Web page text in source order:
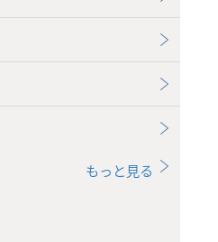
もっと見る